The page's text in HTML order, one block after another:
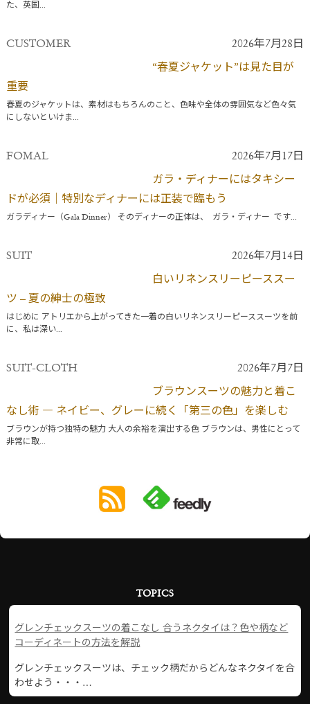
た、英国...
CUSTOMER 2026年7月28日
“春夏ジャケット”は見た目が
重要
春夏のジャケットは、素材はもちろんのこと、色味や全体の雰囲気など色々気
にしないといけま...
FOMAL 2026年7月17日
ガラ・ディナーにはタキシー
ドが必須｜特別なディナーには正装で臨もう
ガラディナー（Gala Dinner） そのディナーの正体は、 ガラ・ディナー です...
SUIT 2026年7月14日
白いリネンスリーピーススー
ツ – 夏の紳士の極致
はじめに アトリエから上がってきた一着の白いリネンスリーピーススーツを前
に、私は深い...
SUIT-CLOTH 2026年7月7日
ブラウンスーツの魅力と着こ
なし術 ― ネイビー、グレーに続く「第三の色」を楽しむ
ブラウンが持つ独特の魅力 大人の余裕を演出する色 ブラウンは、男性にとって
非常に取...
TOPICS
グレンチェックスーツの着こなし 合うネクタイは？色や柄など
コーディネートの方法を解説
グレンチェックスーツは、チェック柄だからどんなネクタイを合
わせよう・・・…